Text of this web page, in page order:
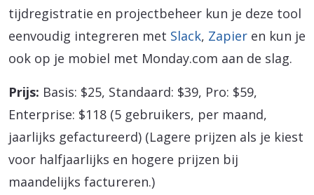
tijdregistratie en projectbeheer kun je deze tool
eenvoudig integreren met Slack, Zapier en kun je
ook op je mobiel met Monday.com aan de slag.
Prijs: Basis: $25, Standaard: $39, Pro: $59,
Enterprise: $118 (5 gebruikers, per maand,
jaarlijks gefactureerd) (Lagere prijzen als je kiest
voor halfjaarlijks en hogere prijzen bij
maandelijks factureren.)